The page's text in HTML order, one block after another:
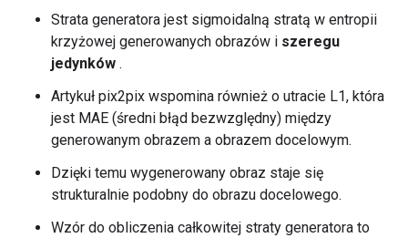
Strata generatora jest sigmoidalną stratą w entropii
krzyżowej generowanych obrazów i szeregu
jedynków .
Artykuł pix2pix wspomina również o utracie L1, która
jest MAE (średni błąd bezwzględny) między
generowanym obrazem a obrazem docelowym.
Dzięki temu wygenerowany obraz staje się
strukturalnie podobny do obrazu docelowego.
Wzór do obliczenia całkowitej straty generatora to